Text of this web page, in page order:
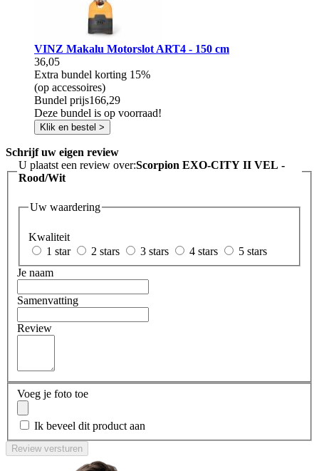
VINZ Makalu Motorslot ART4 - 150 cm
36,05
Extra bundel korting 15%
(op accessoires)
Bundel prijs166,29
Deze bundel is op voorraad!
Klik en bestel >
Schrijf uw eigen review
U plaatst een review over:Scorpion EXO-CITY II VEL -
Rood/Wit
Uw waardering
Kwaliteit
1 star
2 stars 3 stars 4 stars
5 stars
Je naam
Samenvatting
Review
Voeg je foto toe
Ik beveel dit product aan
Review versturen